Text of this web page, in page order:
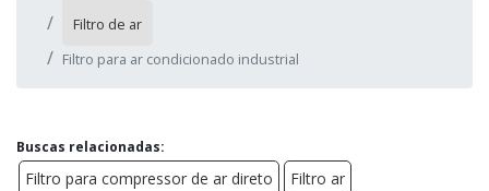
Filtro de ar
Filtro para ar condicionado industrial
Buscas relacionadas:
Filtro para compressor de ar direto
Filtro ar